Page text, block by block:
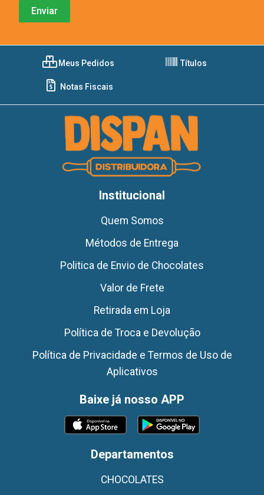
Meus Pedidos Títulos
Notas Fiscais
Institucional
Quem Somos
Métodos de Entrega
Politica de Envio de Chocolates
Valor de Frete
Retirada em Loja
Política de Troca e Devolução
Política de Privacidade e Termos de Uso de
Aplicativos
Baixe já nosso APP
Departamentos
CHOCOLATES